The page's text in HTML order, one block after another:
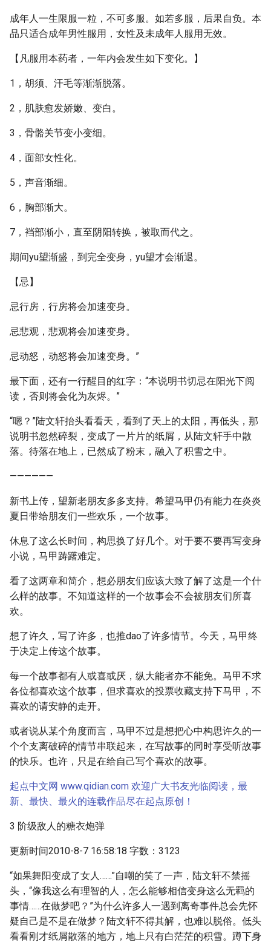
成年人一生限服一粒，不可多服。如若多服，后果自负。本
品只适合成年男性服用，女性及未成年人服用无效。
【凡服用本药者，一年内会发生如下变化。】
1，胡须、汗毛等渐渐脱落。
2，肌肤愈发娇嫩、变白。
3，骨骼关节变小变细。
4，面部女性化。
5，声音渐细。
6，胸部渐大。
7，裆部渐小，直至阴阳转换，被取而代之。
期间yu望渐盛，到完全变身，yu望才会渐退。
【忌】
忌行房，行房将会加速变身。
忌悲观，悲观将会加速变身。
忌动怒，动怒将会加速变身。”
最下面，还有一行醒目的红字：“本说明书切忌在阳光下阅
读，否则将会化为灰烬。”
“嗯？”陆文轩抬头看看天，看到了天上的太阳，再低头，那
说明书忽然碎裂，变成了一片片的纸屑，从陆文轩手中散
落。待落在地上，已然成了粉末，融入了积雪之中。
——————
新书上传，望新老朋友多多支持。希望马甲仍有能力在炎炎
夏日带给朋友们一些欢乐，一个故事。
休息了这么长时间，构思换了好几个。对于要不要再写变身
小说，马甲踌躇难定。
看了这两章和简介，想必朋友们应该大致了解了这是一个什
么样的故事。不知道这样的一个故事会不会被朋友们所喜
欢。
想了许久，写了许多，也推dao了许多情节。今天，马甲终
于决定上传这个故事。
每一个故事都有人或喜或厌，纵大能者亦不能免。马甲不求
各位都喜欢这个故事，但求喜欢的投票收藏支持下马甲，不
喜欢的请安静的走开。
或者说从某个角度而言，马甲不过是想把心中构思许久的一
个个支离破碎的情节串联起来，在写故事的同时享受听故事
的快乐。也许，只是在给自己写个喜欢的故事。
起点中文网 www.qidian.com 欢迎广大书友光临阅读，最
新、最快、最火的连载作品尽在起点原创！
3 阶级敌人的糖衣炮弹
更新时间2010-8-7 16:58:18 字数：3123
“如果舞阳变成了女人……”自嘲的笑了一声，陆文轩不禁摇
头，“像我这么有理智的人，怎么能够相信变身这么无羁的
事情……在做梦吧？”为什么许多人一遇到离奇事件总会先怀
疑自己是不是在做梦？陆文轩不得其解，也难以脱俗。低头
看看刚才纸屑散落的地方，地上只有白茫茫的积雪。蹲下身